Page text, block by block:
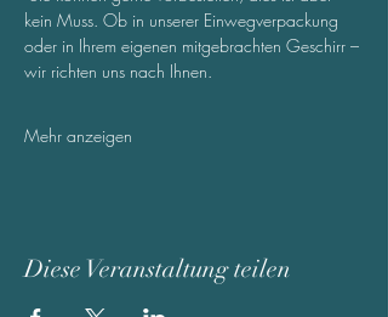
kein Muss. Ob in unserer Einwegverpackung
oder in Ihrem eigenen mitgebrachten Geschirr –
wir richten uns nach Ihnen.
Mehr anzeigen
Diese Veranstaltung teilen